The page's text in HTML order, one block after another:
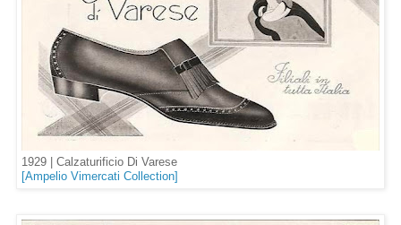
1929 | Calzaturificio Di Varese
[Ampelio Vimercati Collection]